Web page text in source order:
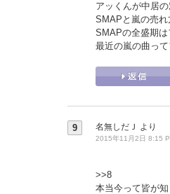
アッくんが中居
SMAPと嵐の売れ
SMAPの全盛期
最近の嵐の曲っ
9 名無しだＪ より
2015年11月2日 8:15
>>8
本当今って皆が知